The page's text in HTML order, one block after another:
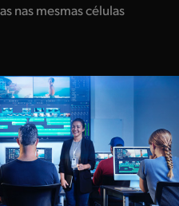
nas mesmas células